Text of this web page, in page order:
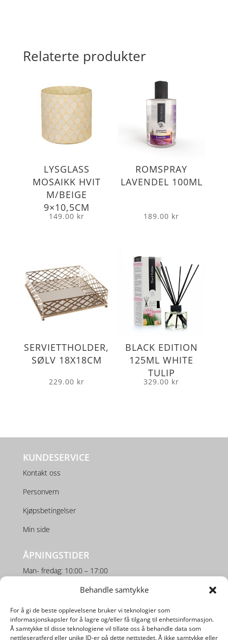
Behandle samtykke
For å gi de beste opplevelsene bruker vi teknologier som
informasjonskapsler for å lagre og/eller få tilgang til enhetsinformasjon.
Å samtykke til disse teknologiene vil tillate oss å behandle data som
nettleseratferd eller unike ID-er på dette nettstedet. Å ikke samtykke eller
Relaterte produkter
LYSGLASS
MOSAIKK HVIT
M/BEIGE
9×10,5CM
149.00 kr
ROMSPRAY
LAVENDEL 100ML
189.00 kr
SERVIETTHOLDER,
SØLV 18X18CM
229.00 kr
BLACK EDITION
125ML WHITE
TULIP
329.00 kr
KUNDESERVICE
Kontakt oss
Personvern
Kjøpsbetingelser
Min side
ÅPNINGSTIDER
Man- fredag: 10:00 – 17:00
Lørdag: 10:00 – 16:00
SOSIALE MEDIER